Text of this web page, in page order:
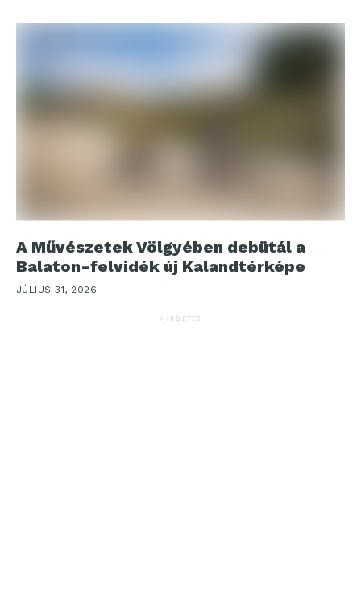
A Művészetek Völgyében debütál a
Balaton-felvidék új Kalandtérképe
JÚLIUS 31, 2026
HIRDETÉS